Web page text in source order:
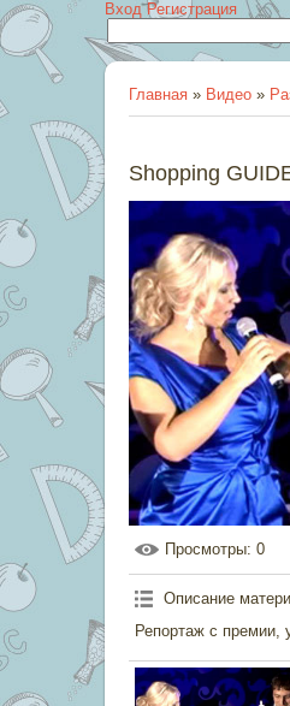
Вход Регистрация
Главная » Видео »
Shopping
Просмотры: 0
Описание
Репортаж с премии,